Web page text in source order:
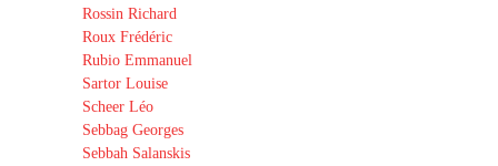
Rossin Richard
Roux Frédéric
Rubio Emmanuel
Sartor Louise
Scheer Léo
Sebbag Georges
Sebbah Salanskis